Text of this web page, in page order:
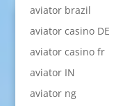
aviator brazil
aviator casino DE
aviator casino fr
aviator IN
aviator ng